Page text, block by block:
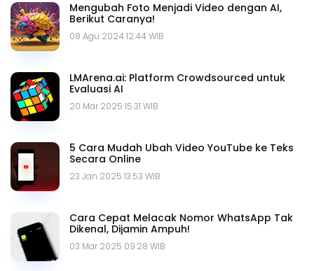
Mengubah Foto Menjadi Video dengan AI,
Berikut Caranya!
08 Agu 2024 12.44 WIB
LMArena.ai: Platform Crowdsourced untuk
Evaluasi AI
20 Mar 2025 15.31 WIB
5 Cara Mudah Ubah Video YouTube ke Teks
Secara Online
23 Jan 2025 13.53 WIB
Cara Cepat Melacak Nomor WhatsApp Tak
Dikenal, Dijamin Ampuh!
03 Mar 2025 09.28 WIB